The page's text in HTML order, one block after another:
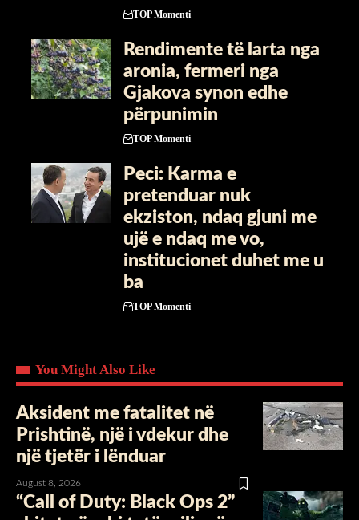
TOP Momenti
Rendimente të larta nga
aronia, fermeri nga
Gjakova synon edhe
përpunimin
TOP Momenti
Peci: Karma e
pretenduar nuk
ekziston, ndaq gjuni me
ujë e ndaq me vo,
institucionet duhet me u
ba
TOP Momenti
You Might Also Like
Aksident me fatalitet në
Prishtinë, një i vdekur dhe
një tjetër i lënduar
August 8, 2026
“Call of Duty: Black Ops 2”